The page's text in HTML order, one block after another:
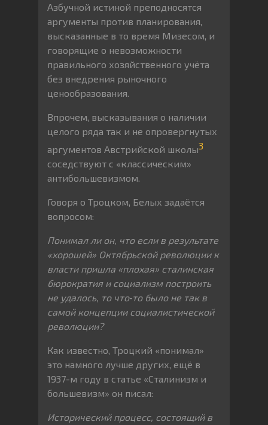
Азбучной истиной преподносятся
аргументы против планирования,
высказанные в то время Мизесом, и
говорящие о невозможности
правильного хозяйственного учёта
без внедрения рыночного
ценообразования.
Впрочем, высказывания о наличии
целого ряда так и не опровергнутых
аргументов Австрийской школы3
соседствуют с «классическим»
антибольшевизмом.
Говоря о Троцком, Белых задаётся
вопросом:
Понимал ли он, что если в результате
«хорошей» Октябрьской революции к
власти пришла «плохая» сталинская
бюрократия и социализм построить
не удалось, то что‐то было не так в
самой концепции социалистической
революции?
Как известно, Троцкий «понимал»
это намного лучше других, ещё в
1937-м году в статье «Сталинизм и
большевизм» он писал:
Исторический процесс, состоящий в